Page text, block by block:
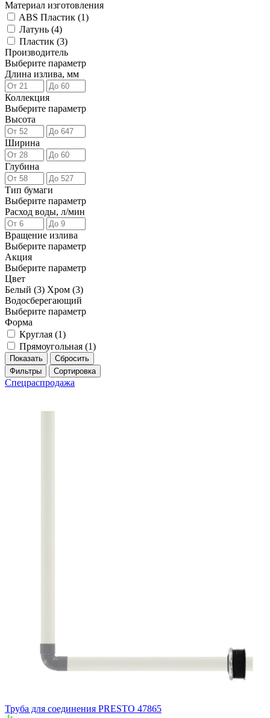
Материал изготовления
ABS Пластик (1)
Латунь (4)
Пластик (3)
Производитель
Выберите параметр
Длина излива, мм
Коллекция
Выберите параметр
Высота
Ширина
Глубина
Тип бумаги
Выберите параметр
Расход воды, л/мин
Вращение излива
Выберите параметр
Акция
Выберите параметр
Цвет
Белый (3) Хром (3)
Водосберегающий
Выберите параметр
Форма
Круглая (1)
Прямоугольная (1)
Фильтры Сортировка
Спецраспродажа
Труба для соединения PRESTO 47865